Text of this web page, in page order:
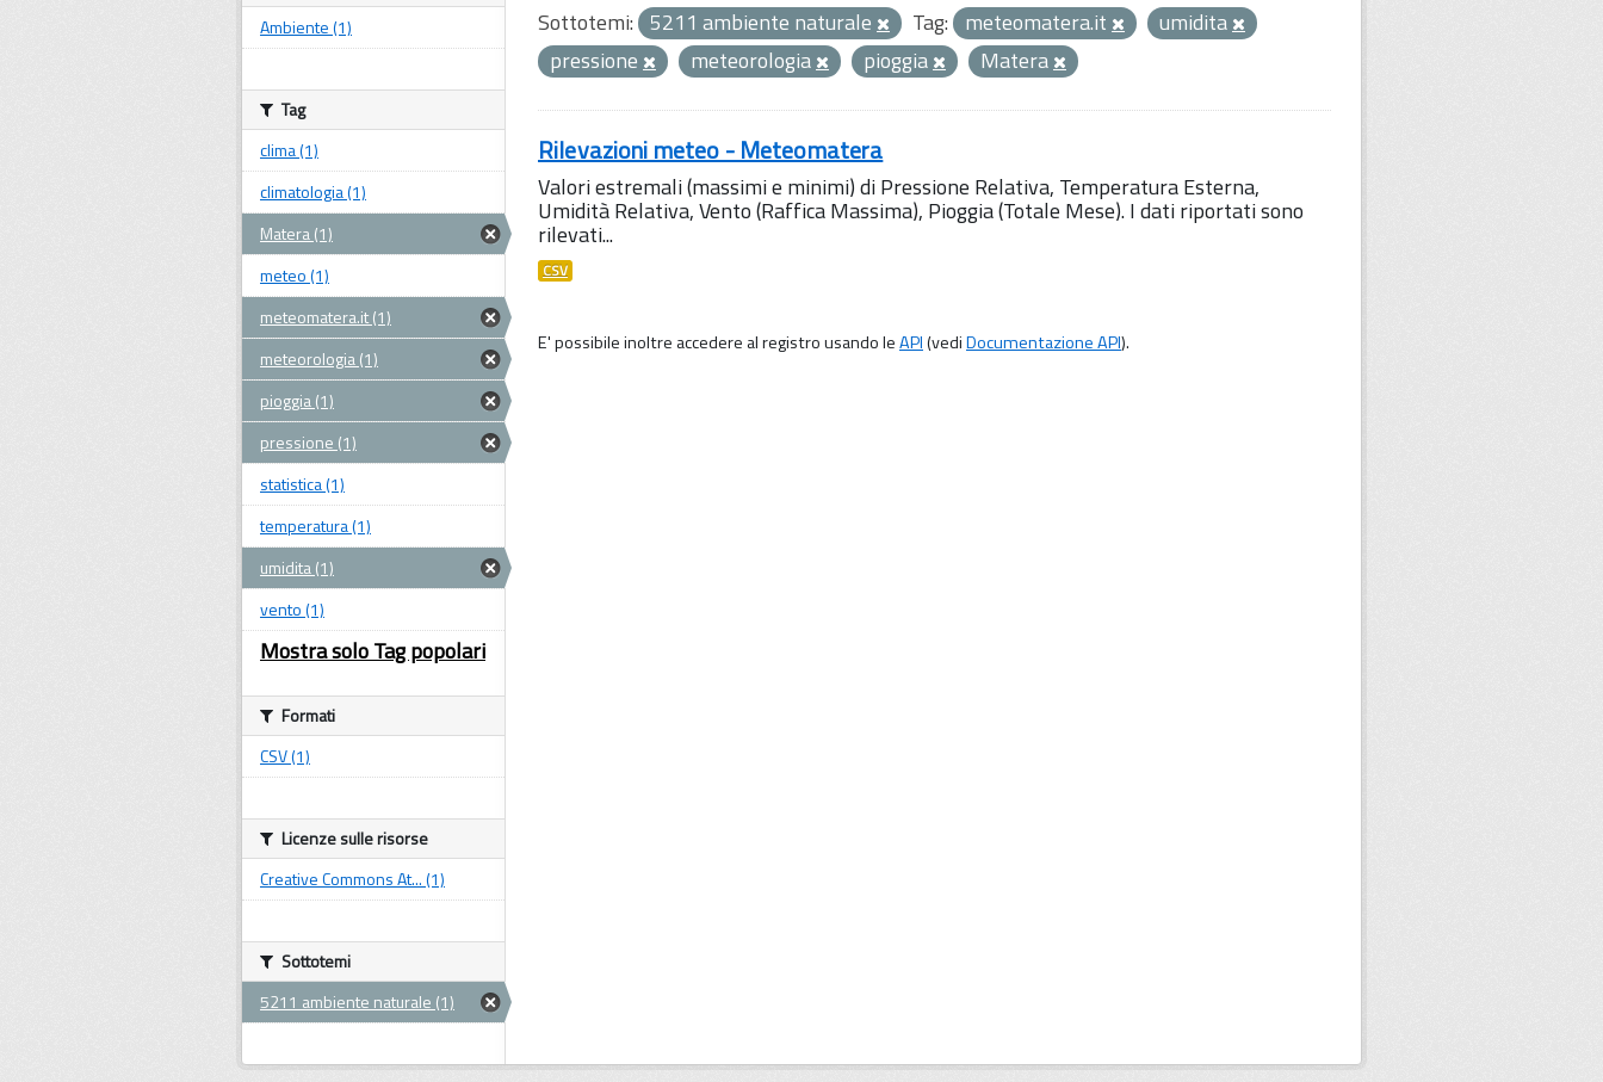
Sottotemi: 5211 ambiente naturale Tag: meteomatera.it
umidita
pressione
meteorologia pioggia Matera
Rilevazioni meteo - Meteomatera
Valori estremali (massimi e minimi) di Pressione Relativa, Temperatura Esterna,
Umidità Relativa, Vento (Raffica Massima), Pioggia (Totale Mese). I dati riportati sono
rilevati...
CSV
E' possibile inoltre accedere al registro usando leAPI(vediDocumentazione API).
Ambiente (1)
Tag
clima (1)
climatologia (1)
Matera (1)
meteo (1)
meteomatera.it (1)
meteorologia (1)
pioggia (1)
pressione (1)
statistica (1)
temperatura (1)
umidita (1)
vento (1)
Mostra solo Tag popolari
Formati
CSV (1)
Licenze sulle risorse
Creative Commons At... (1)
Sottotemi
5211 ambiente naturale (1)